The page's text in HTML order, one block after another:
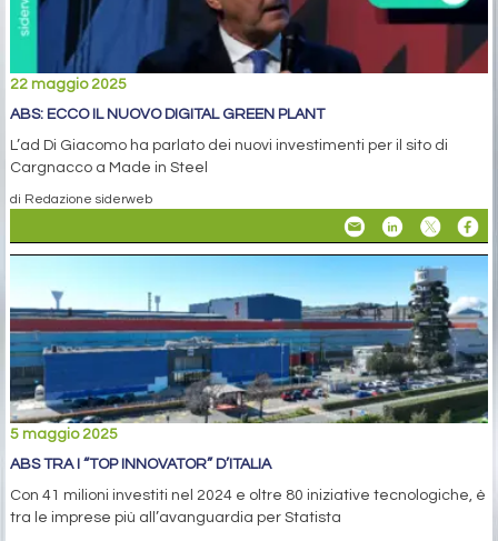
22 maggio 2025
ABS: ECCO IL NUOVO DIGITAL GREEN PLANT
L’ad Di Giacomo ha parlato dei nuovi investimenti per il sito di
Cargnacco a Made in Steel
di Redazione siderweb
5 maggio 2025
ABS TRA I “TOP INNOVATOR” D’ITALIA
Con 41 milioni investiti nel 2024 e oltre 80 iniziative tecnologiche, è
tra le imprese più all’avanguardia per Statista